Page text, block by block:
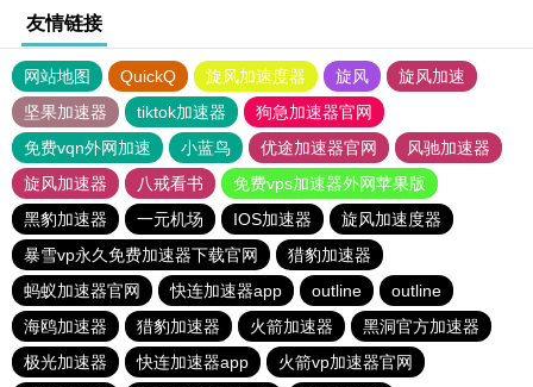
友情链接
网站地图 QuickQ 旋风加速度器 旋风
旋风加速
坚果加速器
tiktok加速器
狗急加速器官网
免费vqn外网加速
小蓝鸟 优途加速器官网
风驰加速器
旋风加速器
八戒看书
免费vps加速器外网苹果版
黑豹加速器
一元机场 IOS加速器
旋风加速度器
暴雪vp永久免费加速器下载官网
猎豹加速器
蚂蚁加速器官网
快连加速器app outline
outline
海鸥加速器
猎豹加速器 火箭加速器
黑洞官方加速器
极光加速器
快连加速器app
火箭vp加速器官网